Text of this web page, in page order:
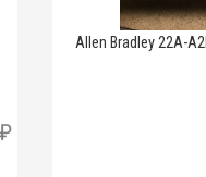
Allen Bradley 22A-